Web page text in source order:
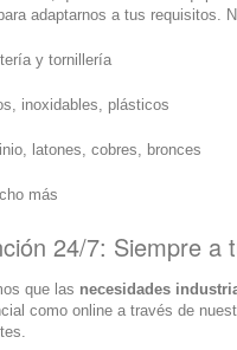
adaptarnos a tus requisitos.
y tornillería
inoxidables, plásticos
latones, cobres, bronces
más
24/7: Siempre a
que las necesidades
como online a través de